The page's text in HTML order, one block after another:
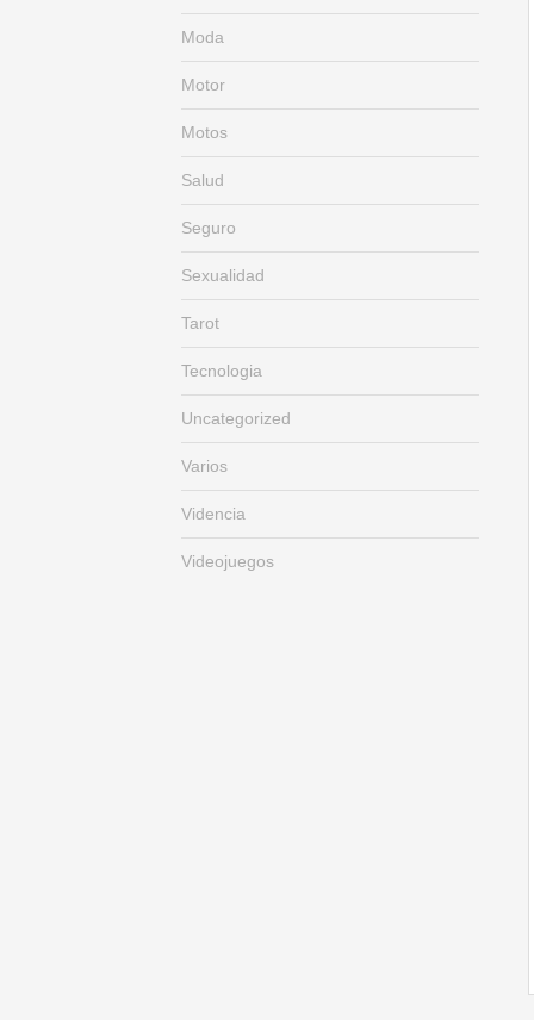
Moda
Motor
Motos
Salud
Seguro
Sexualidad
Tarot
Tecnologia
Uncategorized
Varios
Videncia
Videojuegos